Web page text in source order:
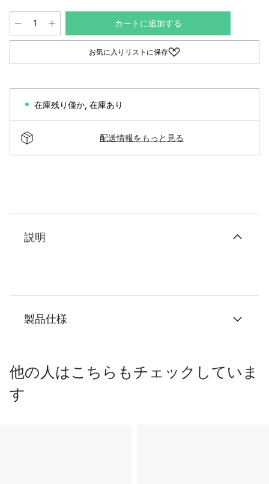
カートに追加する
お気に入りリストに保存
在庫残り僅か 在庫あり
配送情報をもっと見る
説明
製品仕様
他の人はこちらもチェックしていま
す